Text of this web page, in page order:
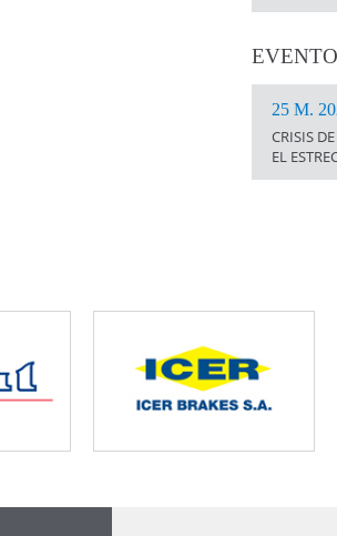
25 M.
CRISIS
EL